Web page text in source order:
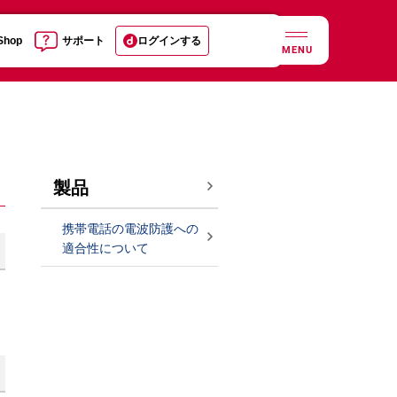
サポート ログインする
MENU
製品
携帯電話の電波防護への
適合性について